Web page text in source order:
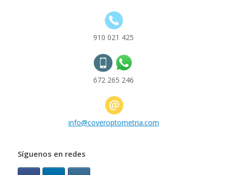
910 021 425
672 265 246
info@coveroptometria.com
Síguenos en redes